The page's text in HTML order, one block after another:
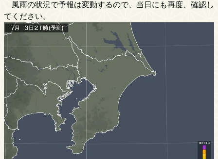
風雨の状況で予報は変動するので、当日にも再度、確認し
てください。